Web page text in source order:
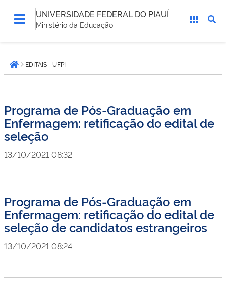
UNIVERSIDADE FEDERAL DO PIAUÍ
Ministério da Educação
está
aqui:Página inicial
EDITAIS - UFPI
Programa de Pós-Graduação em
Enfermagem: retificação do edital de
seleção
13/10/2021 08:32
Programa de Pós-Graduação em
Enfermagem: retificação do edital de
seleção de candidatos estrangeiros
13/10/2021 08:24